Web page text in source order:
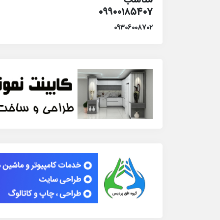
09900185407
09306008702